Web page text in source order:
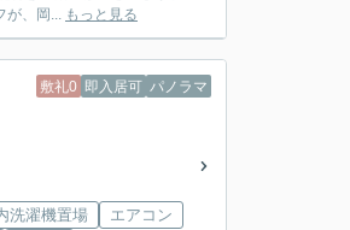
が、岡... もっと見る
敷礼0 即入居可 パノラマ
洗濯機置場
エアコン